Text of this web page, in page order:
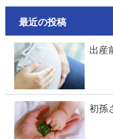
最近の投稿
出産
初孫